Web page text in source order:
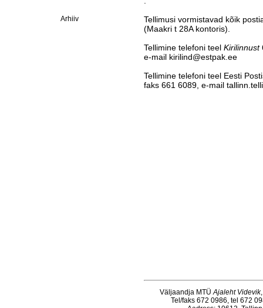
Arhiiv
Tellimusi vormistavad kõik
(Maakri t 28A kontoris).
Tellimine telefoni teel Kirilinnust
e-mail kirilind@estpak.ee
Tellimine telefoni teel Eesti
faks 661 6089, e-mail
Väljaandja MTÜAjaleht Videvik
Tel/faks 672 0986, tel 672